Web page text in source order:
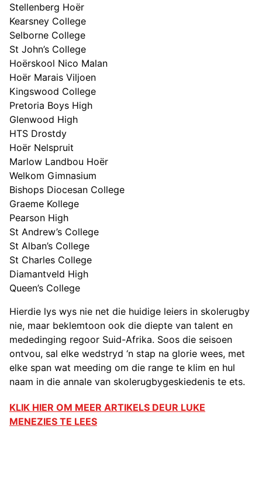
Stellenberg Hoër
Kearsney College
Selborne College
St John’s College
Hoërskool Nico Malan
Hoër Marais Viljoen
Kingswood College
Pretoria Boys High
Glenwood High
HTS Drostdy
Hoër Nelspruit
Marlow Landbou Hoër
Welkom Gimnasium
Bishops Diocesan College
Graeme Kollege
Pearson High
St Andrew’s College
St Alban’s College
St Charles College
Diamantveld High
Queen’s College
Hierdie lys wys nie net die huidige leiers in skolerugby
nie, maar beklemtoon ook die diepte van talent en
mededinging regoor Suid-Afrika. Soos die seisoen
ontvou, sal elke wedstryd ‘n stap na glorie wees, met
elke span wat meeding om die range te klim en hul
naam in die annale van skolerugbygeskiedenis te ets.
KLIK HIER OM MEER ARTIKELS DEUR LUKE
MENEZIES TE LEES